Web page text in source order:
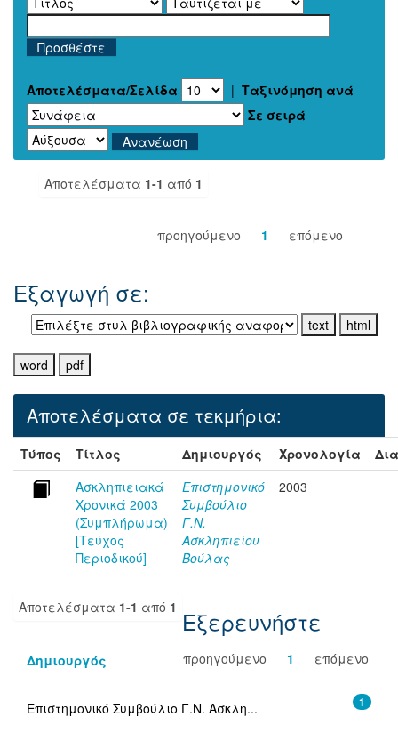
Αποτελέσματα/Σελίδα | Ταξινόμηση ανά
Σε σειρά
Αποτελέσματα 1-1 από 1
προηγούμενο 1 επόμενο
Εξαγωγή σε:
Αποτελέσματα σε τεκμήρια:
Τύπος Τίτλος Δημιουργός Χρονολογία
Ασκληπιειακά
Χρονικά 2003
(Συμπλήρωμα)
[Τεύχος
Περιοδικού]
Επιστημονικό
Συμβούλιο
Γ.Ν.
Ασκληπιείου
Βούλας
2003
Αποτελέσματα 1-1 από 1
προηγούμενο 1 επόμενο
Εξερευνήστε
Δημιουργός
1
Επιστημονικό Συμβούλιο Γ.Ν. Ασκλη...